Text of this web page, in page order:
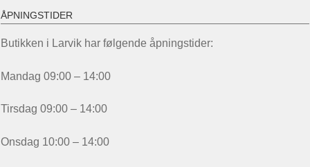
ÅPNINGSTIDER
Butikken i Larvik har følgende åpningstider:
Mandag 09:00 – 14:00
Tirsdag 09:00 – 14:00
Onsdag 10:00 – 14:00